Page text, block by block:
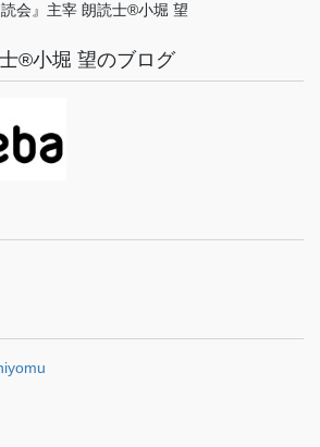
読会』主宰 朗読士®小堀 望
®小堀 望のブログ